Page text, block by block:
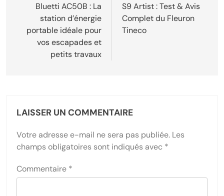
l’article
Bluetti AC50B : La
station d’énergie
portable idéale pour
vos escapades et
petits travaux
S9 Artist : Test & Avis
Complet du Fleuron
Tineco
LAISSER UN COMMENTAIRE
Votre adresse e-mail ne sera pas publiée. Les
champs obligatoires sont indiqués avec *
Commentaire *